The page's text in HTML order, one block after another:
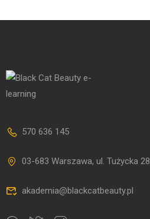
570 636 145
03-683 Warszawa, ul. Tużycka 28
akademia@blackcatbeauty.pl